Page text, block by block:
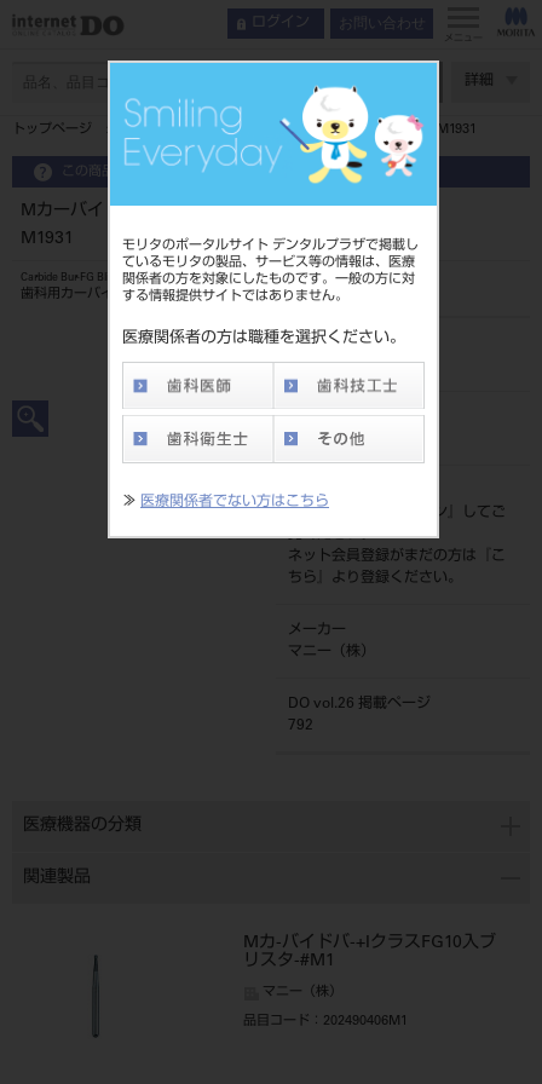
モリタのポータルサイト デンタルプラザで掲載し
ているモリタの製品、サービス等の情報は、医療
関係者の方を対象にしたものです。一般の方に対
する情報提供サイトではありません。
医療関係者の方は職種を選択ください。
≫ 医療関係者でない方はこちら
ログイン お問い合わせ
メニュー
詳細
トップページ Mカーバイドバー＋ⅡクラスFG10入ブリスター ＃M1931
この商品に関するお問い合わせ
Mカーバイドバー＋ⅡクラスFG10入ブリスター ＃
M1931
Carbide Bur-FG Blister Pac
歯科用カーバイドバー
品目コード
202490407M1931
JAN/EANコード
4546951525934
標準価格
価格の確認は『
ログイン
』してご
覧ください。
ネット会員登録がまだの方は『
こ
ちら
』より登録ください。
メーカー
マニー（株）
DO vol.26 掲載ページ
792
医療機器の分類
関連製品
Mカ-バイドバ-+IクラスFG10入ブ
リスタ-#M1
マニー（株）
品目コード ：202490406M1